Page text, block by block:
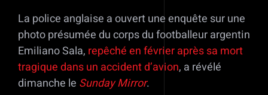
La police anglaise a ouvert une enquête sur une
photo présumée du corps du footballeur argentin
Emiliano Sala, repêché en février après sa mort
tragique dans un accident d’avion, a révélé
dimanche le Sunday Mirror.